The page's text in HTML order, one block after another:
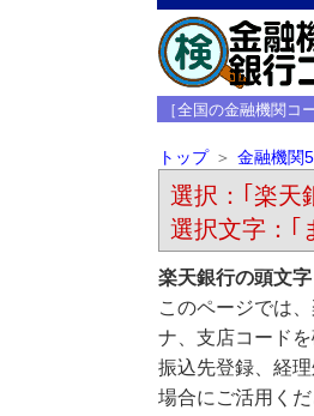
［全国の金融機関コ
トップ 金融機関
選択：｢楽天
選択文字：｢
楽天銀行の頭文
このページでは
ナ、支店コード
振込先登録、経
場合にご活用く